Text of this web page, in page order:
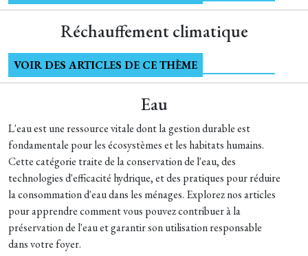
Réchauffement climatique
VOIR DES ARTICLES DE CE THÈME
Eau
L'eau est une ressource vitale dont la gestion durable est
fondamentale pour les écosystèmes et les habitats humains.
Cette catégorie traite de la conservation de l'eau, des
technologies d'efficacité hydrique, et des pratiques pour réduire
la consommation d'eau dans les ménages. Explorez nos articles
pour apprendre comment vous pouvez contribuer à la
préservation de l'eau et garantir son utilisation responsable
dans votre foyer.